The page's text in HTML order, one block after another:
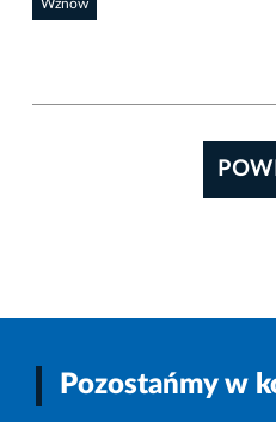
Wznów
Pozostańmy w